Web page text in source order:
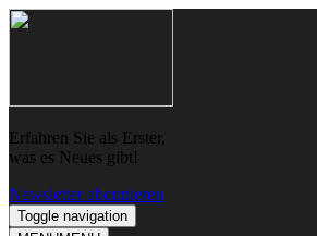
Skip
Skip
Erfahren Sie als Erster,
was es Neues gibt!
Newsletter abonnieren
Toggle navigation